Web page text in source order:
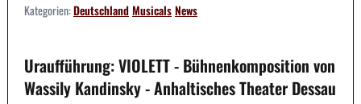
Kategorien:DeutschlandMusicalsNews
Uraufführung: VIOLETT - Bühnenkomposition von
Wassily Kandinsky - Anhaltisches Theater Dessau